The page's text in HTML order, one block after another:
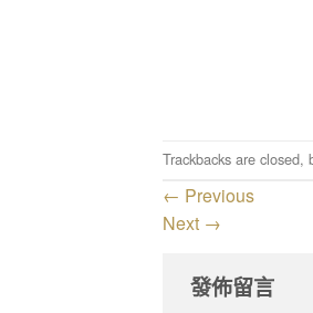
Trackbacks are closed,
← Previous
Next →
發佈留言